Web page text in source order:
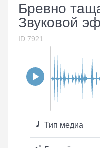
Бревно
Звуковой
ID:7921
Тип медиа